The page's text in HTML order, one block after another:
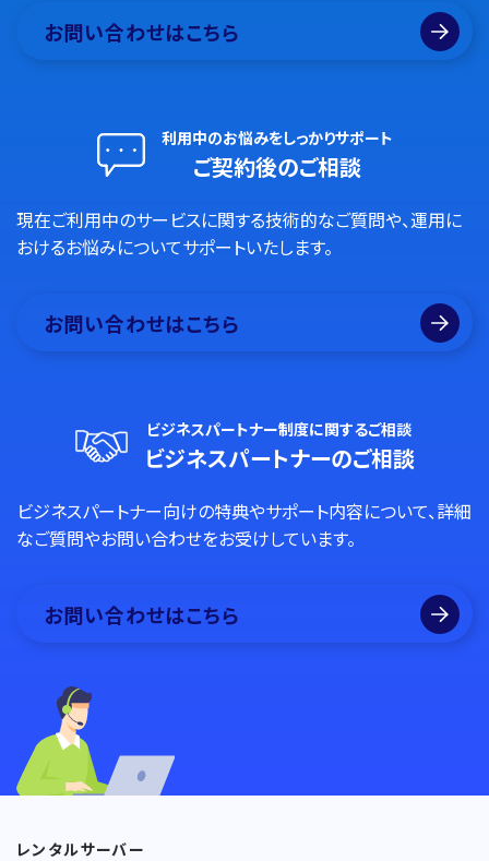
お問い合わせはこちら
利用中のお悩みをしっかりサポート
ご契約後のご相談
現在ご利用中のサービスに関する技術的なご質問や、運用に
おけるお悩みについてサポートいたします。
お問い合わせはこちら
ビジネスパートナー制度に関するご相談
ビジネスパートナーのご相談
ビジネスパートナー向けの特典やサポート内容について、詳細
なご質問やお問い合わせをお受けしています。
お問い合わせはこちら
レンタルサーバー